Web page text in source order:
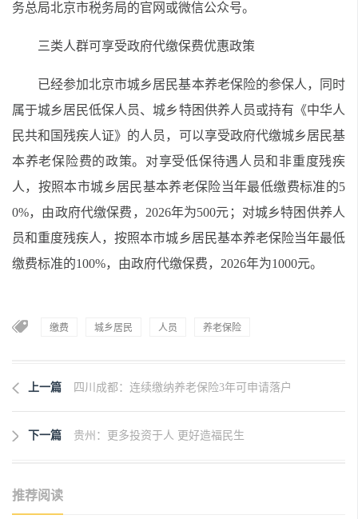
务总局北京市税务局的官网或微信公众号。
三类人群可享受政府代缴保费优惠政策
已经参加北京市城乡居民基本养老保险的参保人，同时
属于城乡居民低保人员、城乡特困供养人员或持有《中华人
民共和国残疾人证》的人员，可以享受政府代缴城乡居民基
本养老保险费的政策。对享受低保待遇人员和非重度残疾
人，按照本市城乡居民基本养老保险当年最低缴费标准的5
0%，由政府代缴保费，2026年为500元；对城乡特困供养人
员和重度残疾人，按照本市城乡居民基本养老保险当年最低
缴费标准的100%，由政府代缴保费，2026年为1000元。
缴费 城乡居民 人员 养老保险
上一篇 四川成都：连续缴纳养老保险3年可申请落户
下一篇 贵州：更多投资于人 更好造福民生
推荐阅读